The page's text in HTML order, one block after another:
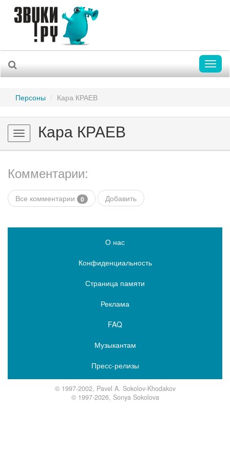
Персоны Кара КРАЕВ
Toggle
navigation
Кара КРАЕВ
Комментарии:
Все комментарии 0 Добавить
О нас
Конфиденциальность
Страница памяти
Реклама
FAQ
Музыкантам
Пресс-релизы
© 1997-2002, Pavel A. Sokolov-Khodakov
© 1997-2026, Sonya Sokolova